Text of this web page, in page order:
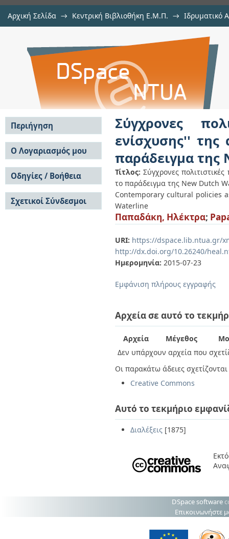
Αρχική Σελίδα → Κεντρική Βιβλιοθήκη Ε.Μ.Π. → Ιδρυματικό
Σύγχρονες πολιτιστικές
ανταγωνιστικότητας των
Waterline
Σύγχρονες
ενίσχυσης'' της
παράδειγμα
Τίτλος: Σύγχρονες
το παράδειγμα της New Dutch
Contemporary cultural policies
Waterline
Παπαδάκη, Ηλέκτρα;
URI: https://dspace.lib.ntua.gr/
http://dx.doi.org/10.26240/
Ημερομηνία: 2015-07-23
Εμφάνιση πλήρους εγγραφής
Αρχεία σε αυτό το
Αρχεία Μέγεθος
Δεν υπάρχουν αρχεία που
Οι παρακάτω άδειες
Creative Commons
Αυτό το τεκμήριο
Διαλέξεις [1875]
Περιήγηση
Σε όλο το DSpace
Κοινότητες & Συλλογές
Ανά Ημερομηνία
Έκδοσης
Συγγραφείς
Τίτλοι
Θέματα
Ο Λογαριασμός μου
Σύνδεση
Εγγραφή
Οδηγίες / Βοήθεια
Οδηγίες Υποβολής
Οδηγίες Χρήσης ΙΑ
Συχνές Ερωτήσεις
Σχετικοί Σύνδεσμοι
DSpace software
Επικοινωνήστε